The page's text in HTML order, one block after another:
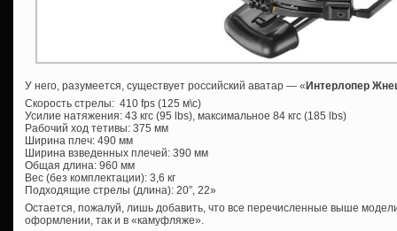
У него, разумеется, существует российский аватар — « Интерлопер
Скорость стрелы: 410 fps (125 м\c)
Усилие натяжения: 43 кгс (95 lbs), максимальное 84 кгс (185 lbs)
Рабочий ход тетивы: 375 мм
Ширина плеч: 490 мм
Ширина взведенных плечей: 390 мм
Общая длина: 960 мм
Вес (без комплектации): 3,6 кг
Подходящие стрелы (длина): 20″, 22»
Остается, пожалуй, лишь добавить, что все перечисленные выше
оформлении, так и в «камуфляже».